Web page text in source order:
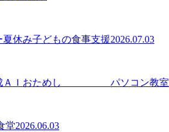
休み子どもの食事支援2026.07.03
生成ＡＩおためし パソコン教室
堂2026.06.03